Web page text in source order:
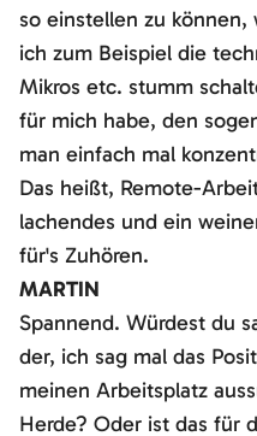
so einstellen zu
ich zum Beispiel die
Mikros etc. stumm
für mich habe, den
man einfach mal
Das heißt, Remote-
lachendes und ein
für's Zuhören.
MARTIN
Spannend. Würdest du
der, ich sag mal das
meinen Arbeitsplatz
Herde? Oder ist das für